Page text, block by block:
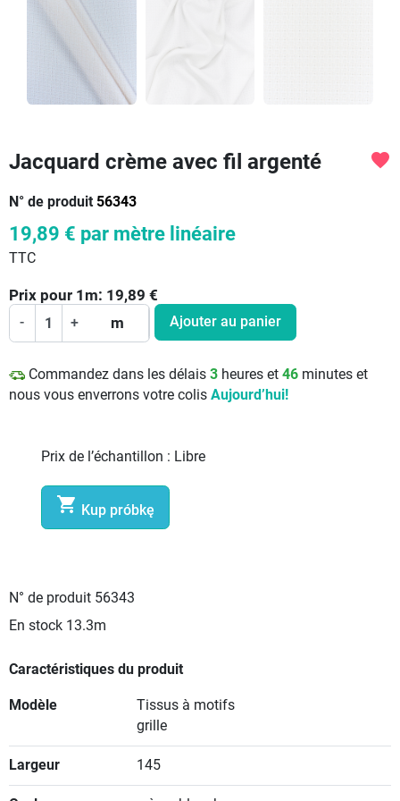
Jacquard crème avec fil argenté
N° de produit 56343
favorite
19,89 € par mètre linéaire
TTC
Prix pour 1 m: 19,89 €
- + m Ajouter au panier
Commandez dans les délais 3 heures et 46 minutes et
nous vous enverrons votre colis Aujourd’hui!
Prix de l’échantillon : Libre
 Kup próbkę
N° de produit 56343
En stock 13.3m
Caractéristiques du produit
Modèle
Tissus à motifs
grille
Largeur 145